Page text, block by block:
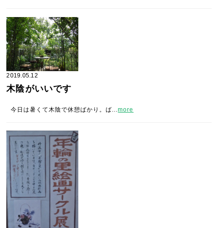
2019.05.12
木陰がいいです
今日は暑くて木陰で休憩ばかり。ば...more